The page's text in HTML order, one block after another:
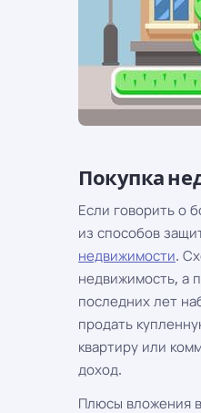
Покупка
Если говорить о
из способов
недвижимости.
недвижимость, а
последних лет
продать
квартиру или
доход.
Плюсы вложения